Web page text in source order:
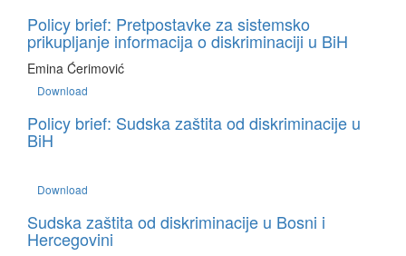
Policy brief: Pretpostavke za sistemsko
prikupljanje informacija o diskriminaciji u BiH
Emina Ćerimović
Download
Policy brief: Sudska zaštita od diskriminacije u
BiH
Download
Sudska zaštita od diskriminacije u Bosni i
Hercegovini